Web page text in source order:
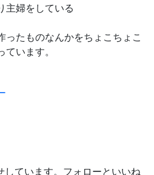
主婦をしている
ったものなんかをちょこちょこ
います。
しています。フォローといいね